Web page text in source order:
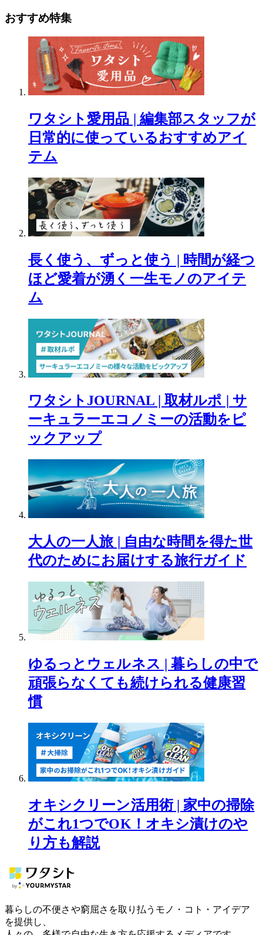
おすすめ特集
ワタシト愛用品 | 編集部スタッフが
日常的に使っているおすすめアイ
テム
長く使う、ずっと使う | 時間が経つ
ほど愛着が湧く一生モノのアイテ
ム
ワタシトJOURNAL | 取材ルポ | サ
ーキュラーエコノミーの活動をピ
ックアップ
大人の一人旅 | 自由な時間を得た世
代のためにお届けする旅行ガイド
ゆるっとウェルネス | 暮らしの中で
頑張らなくても続けられる健康習
慣
オキシクリーン活用術 | 家中の掃除
がこれ1つでOK！オキシ漬けのや
り方も解説
暮らしの不便さや窮屈さを取り払うモノ・コト・アイデア
を提供し、